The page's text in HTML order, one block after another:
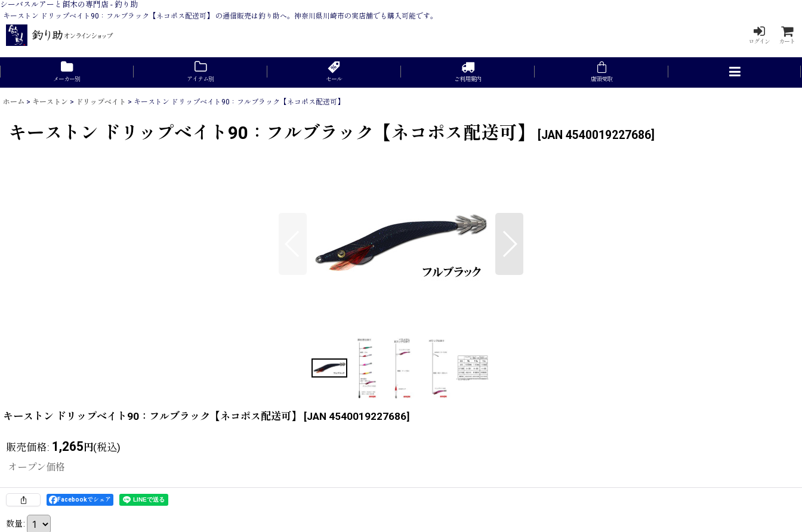
シーバスルアーと餌木の専門店 - 釣り助
キーストン ドリップベイト90：フルブラック【ネコポス配送可】 の通信販売は釣り助へ。神奈川県川崎市の実店舗でも購入可能です。
ログイン カート
メーカー別 アイテム別 セール ご利用案内 店頭受取
ホーム > キーストン > ドリップベイト > キーストン ドリップベイト90：フルブラック【ネコポス配送可】
キーストン ドリップベイト90：フルブラック【ネコポス配送可】 JAN 4540019227686
キーストン ドリップベイト90：フルブラック【ネコポス配送可】 [JAN 4540019227686]
販売価格: 1,265円(税込)
オープン価格
Facebookでシェア
数量: